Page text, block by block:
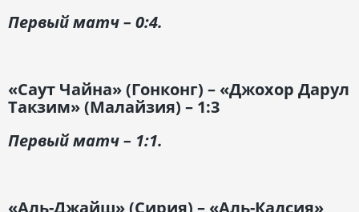
Первый матч – 0:4.
«Саут Чайна» (Гонконг) – «Джохор Дарул
Такзим» (Малайзия) – 1:3
Первый матч – 1:1.
«Аль-Джайш» (Сирия) – «Аль-Кадсия»